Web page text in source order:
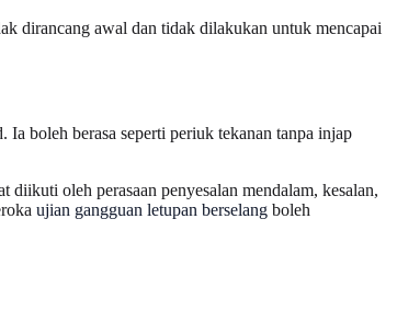
dirancang awal dan tidak dilakukan untuk mencapai
Ia boleh berasa seperti periuk tekanan tanpa injap
oleh perasaan penyesalan mendalam, kesalan,
ujian gangguan letupan berselang boleh